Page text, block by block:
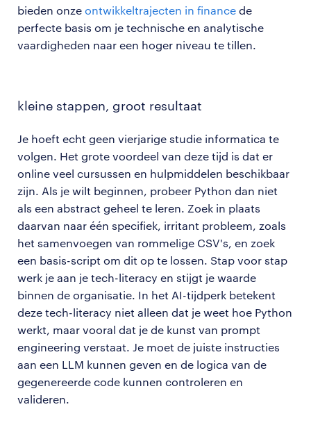
bieden onze ontwikkeltrajecten in finance de
perfecte basis om je technische en analytische
vaardigheden naar een hoger niveau te tillen.
kleine stappen, groot resultaat
Je hoeft echt geen vierjarige studie informatica te
volgen. Het grote voordeel van deze tijd is dat er
online veel cursussen en hulpmiddelen beschikbaar
zijn. Als je wilt beginnen, probeer Python dan niet
als een abstract geheel te leren. Zoek in plaats
daarvan naar één specifiek, irritant probleem, zoals
het samenvoegen van rommelige CSV's, en zoek
een basis-script om dit op te lossen. Stap voor stap
werk je aan je tech-literacy en stijgt je waarde
binnen de organisatie. In het AI-tijdperk betekent
deze tech-literacy niet alleen dat je weet hoe Python
werkt, maar vooral dat je de kunst van prompt
engineering verstaat. Je moet de juiste instructies
aan een LLM kunnen geven en de logica van de
gegenereerde code kunnen controleren en
valideren.